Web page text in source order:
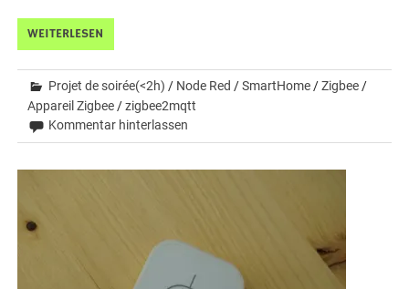
WEITERLESEN
Projet de soirée(<2h) / Node Red /SmartHome /Zigbee /
Appareil Zigbee /zigbee2mqtt
Kommentar hinterlassen